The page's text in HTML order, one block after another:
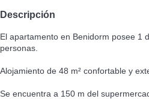
Descripción
El apartamento en Benidorm posee 1
personas.
Alojamiento de 48 m² confortable y
Se encuentra a 150 m del